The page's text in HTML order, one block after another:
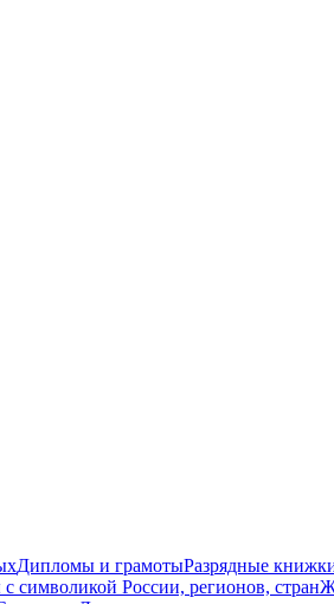
Дипломы и грамотыРазрядные
символикой России, регионов, стран